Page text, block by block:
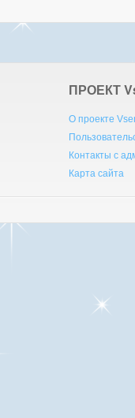
ПРОЕКТ V
О проекте
Контакты с
Карта сайта